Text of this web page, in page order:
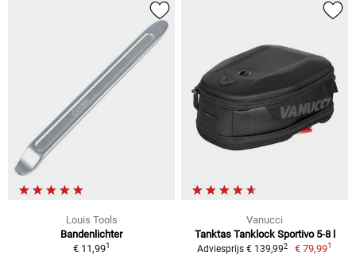
Louis Tools
Bandenlichter
€ 11,991
Vanucci
Tanktas Tanklock Sportivo 5-8 l
Adviesprijs € 139,992 € 79,991